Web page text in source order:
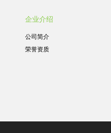
企业介绍
公司简介
荣誉资质